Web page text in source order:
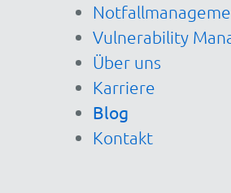
Vulnerability
Über uns
Karriere
Blog
Kontakt